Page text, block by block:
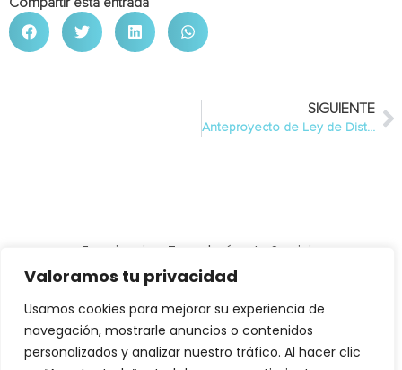
Valoramos tu privacidad
Usamos cookies para mejorar su experiencia de
navegación, mostrarle anuncios o contenidos
personalizados y analizar nuestro tráfico. Al hacer clic
SIGUIENTE
Anteproyecto de Ley de Distribución de Seguros. Especial mención a la Agencia de Suscripción.
Experiencia y Tecnología a tu Servicio
Política de Privacidad
Política de Cookies
Aviso Legal
All rights reserved